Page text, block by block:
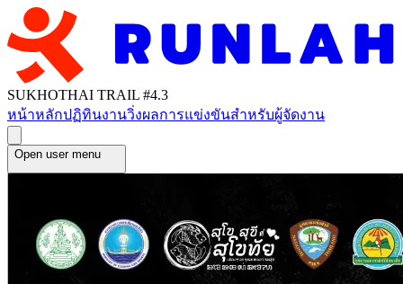
SUKHOTHAI TRAIL #4.3
หน้าหลักปฏิทินงานวิ่งผลการแข่งขันสำหรับผู้จัดงาน
Open user menu